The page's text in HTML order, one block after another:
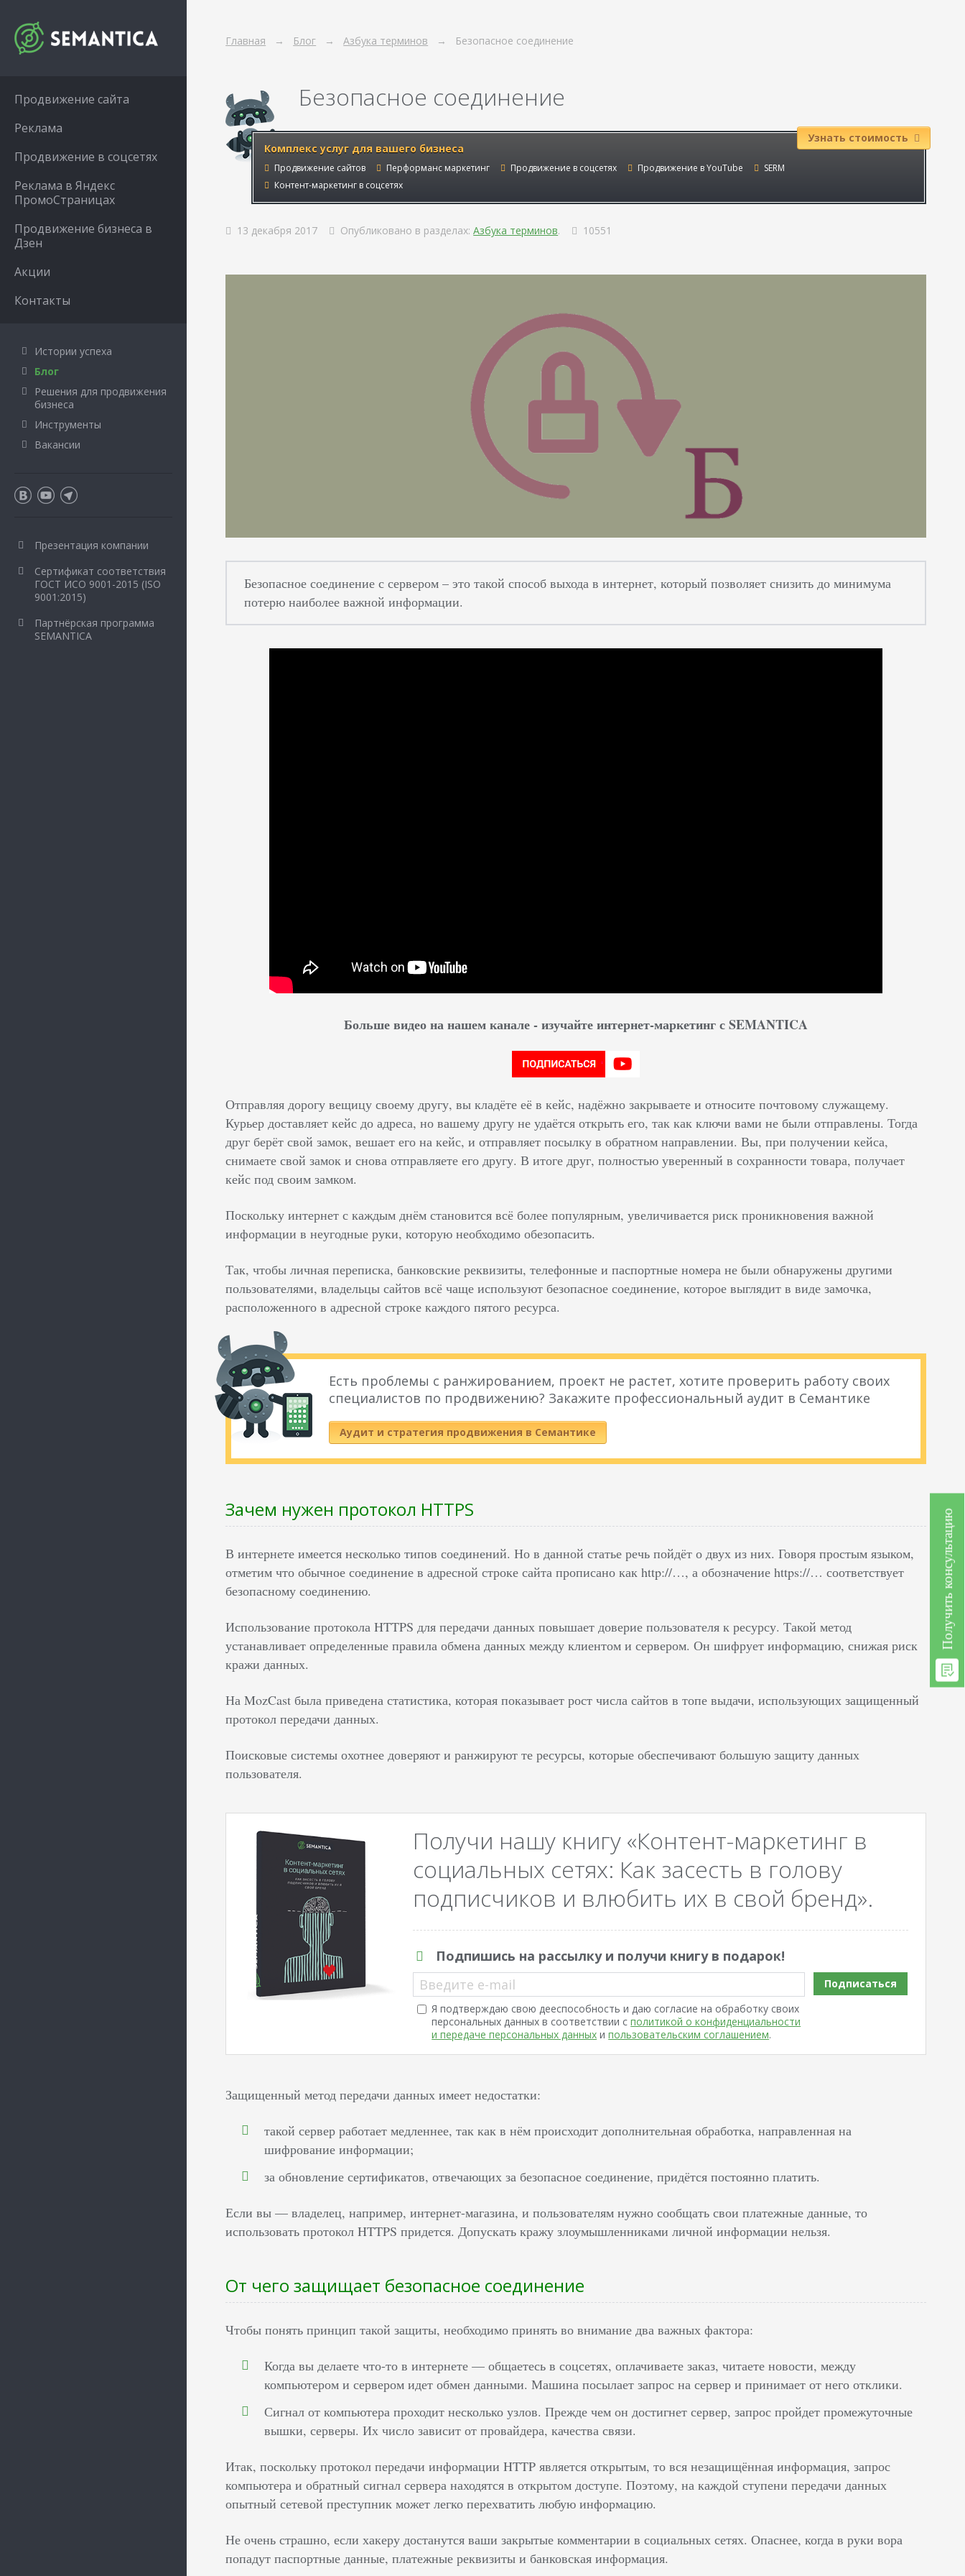
Главная Блог Азбука терминов Безопасное соединение
Безопасное соединение
Комплекс услуг для вашего бизнеса
Продвижение сайтов Перформанс маркетинг Продвижение в соцсетях Продвижение в YouTube
SERM
Контент-маркетинг в соцсетях
Узнать стоимость
13 декабря 2017 Опубликовано в разделах: Азбука терминов. 10551
Безопасное соединение с сервером – это такой способ выхода в интернет, который позволяет снизить до минимума
потерю наиболее важной информации.
Больше видео на нашем канале - изучайте интернет-маркетинг с SEMANTICA
Отправляя дорогу вещицу своему другу, вы кладёте её в кейс, надёжно закрываете и относите почтовому служащему.
Курьер доставляет кейс до адреса, но вашему другу не удаётся открыть его, так как ключи вами не были отправлены. Тогда
друг берёт свой замок, вешает его на кейс, и отправляет посылку в обратном направлении. Вы, при получении кейса,
снимаете свой замок и снова отправляете его другу. В итоге друг, полностью уверенный в сохранности товара, получает
кейс под своим замком.
Поскольку интернет с каждым днём становится всё более популярным, увеличивается риск проникновения важной
информации в неугодные руки, которую необходимо обезопасить.
Так, чтобы личная переписка, банковские реквизиты, телефонные и паспортные номера не были обнаружены другими
пользователями, владельцы сайтов всё чаще используют безопасное соединение, которое выглядит в виде замочка,
расположенного в адресной строке каждого пятого ресурса.
Есть проблемы с ранжированием, проект не растет, хотите проверить работу своих
специалистов по продвижению? Закажите профессиональный аудит в Семантике
Аудит и стратегия продвижения в Семантике
Зачем нужен протокол HTTPS
В интернете имеется несколько типов соединений. Но в данной статье речь пойдёт о двух из них. Говоря простым языком,
отметим что обычное соединение в адресной строке сайта прописано как http://…, а обозначение https://… соответствует
безопасному соединению.
Использование протокола HTTPS для передачи данных повышает доверие пользователя к ресурсу. Такой метод
устанавливает определенные правила обмена данных между клиентом и сервером. Он шифрует информацию, снижая риск
кражи данных.
На MozCast была приведена статистика, которая показывает рост числа сайтов в топе выдачи, использующих защищенный
протокол передачи данных.
Поисковые системы охотнее доверяют и ранжируют те ресурсы, которые обеспечивают большую защиту данных
пользователя.
Получи нашу книгу «Контент-маркетинг в
социальных сетях: Как засесть в голову
подписчиков и влюбить их в свой бренд».
Подпишись на рассылку и получи книгу в подарок!
Введите e-mail
Я подтверждаю свою дееспособность и даю согласие на обработку своих
персональных данных в соответствии сполитикой о конфиденциальности
и передаче персональных данных ипользовательским соглашением.
Подписаться
Защищенный метод передачи данных имеет недостатки:
такой сервер работает медленнее, так как в нём происходит дополнительная обработка, направленная на
шифрование информации;
за обновление сертификатов, отвечающих за безопасное соединение, придётся постоянно платить.
Если вы — владелец, например, интернет-магазина, и пользователям нужно сообщать свои платежные данные, то
использовать протокол HTTPS придется. Допускать кражу злоумышленниками личной информации нельзя.
От чего защищает безопасное соединение
Чтобы понять принцип такой защиты, необходимо принять во внимание два важных фактора:
Когда вы делаете что-то в интернете — общаетесь в соцсетях, оплачиваете заказ, читаете новости, между
компьютером и сервером идет обмен данными. Машина посылает запрос на сервер и принимает от него отклики.
Сигнал от компьютера проходит несколько узлов. Прежде чем он достигнет сервер, запрос пройдет промежуточные
вышки, серверы. Их число зависит от провайдера, качества связи.
Итак, поскольку протокол передачи информации HTTP является открытым, то вся незащищённая информация, запрос
компьютера и обратный сигнал сервера находятся в открытом доступе. Поэтому, на каждой ступени передачи данных
опытный сетевой преступник может легко перехватить любую информацию.
Не очень страшно, если хакеру достанутся ваши закрытые комментарии в социальных сетях. Опаснее, когда в руки вора
попадут паспортные данные, платежные реквизиты и банковская информация.
Продвижение сайта
Реклама
Продвижение в соцсетях
Реклама в Яндекс
ПромоСтраницах
Продвижение бизнеса в
Дзен
Акции
Контакты
Истории успеха
Блог
Решения для продвижения
бизнеса
Инструменты
Вакансии
Презентация компании
Сертификат соответствия
ГОСТ ИСО 9001-2015 (ISO
9001:2015)
Партнёрская программа
SEMANTICA
Получить консультацию